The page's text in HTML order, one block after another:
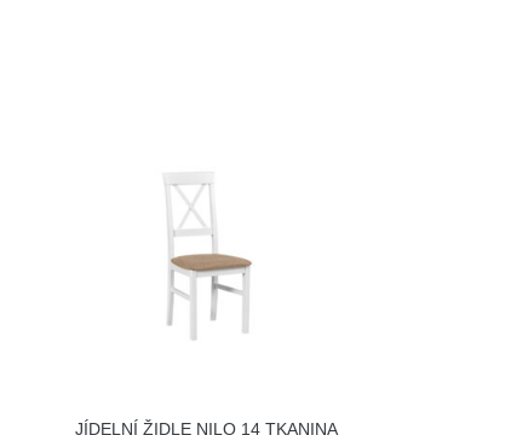
JÍDELNÍ ŽIDLE NILO 14 TKANINA